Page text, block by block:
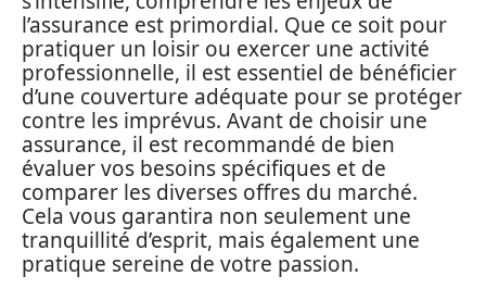
l’assurance est primordial. Que ce soit pour
pratiquer un loisir ou exercer une activité
professionnelle, il est essentiel de bénéficier
d’une couverture adéquate pour se protéger
contre les imprévus. Avant de choisir une
assurance, il est recommandé de bien
évaluer vos besoins spécifiques et de
comparer les diverses offres du marché.
Cela vous garantira non seulement une
tranquillité d’esprit, mais également une
pratique sereine de votre passion.